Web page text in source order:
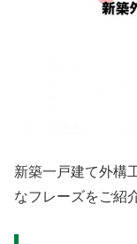
新築一戸建て外構
なフレーズをご紹